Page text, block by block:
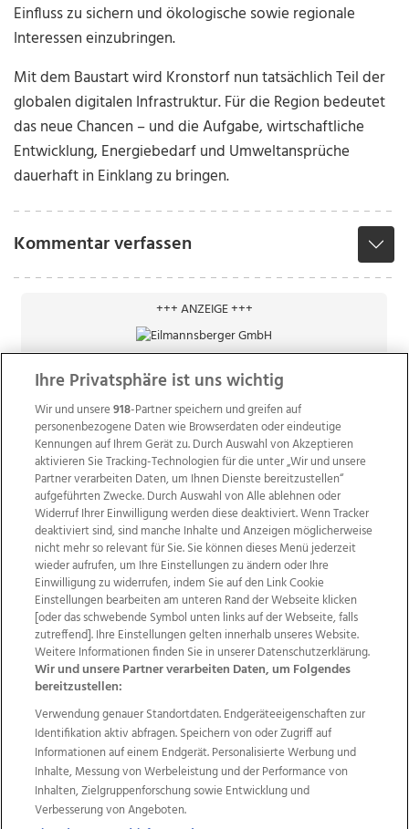
Einfluss zu sichern und ökologische sowie regionale
Interessen einzubringen.
Mit dem Baustart wird Kronstorf nun tatsächlich Teil der
globalen digitalen Infrastruktur. Für die Region bedeutet
das neue Chancen – und die Aufgabe, wirtschaftliche
Entwicklung, Energiebedarf und Umweltansprüche
dauerhaft in Einklang zu bringen.
Kommentar verfassen
+++ ANZEIGE +++
Wir über uns Mediadaten Kontakt
Jobs
Datenschutz
Impressum
AGB Anzeigekunden
AGB Website
Ehrenkodex Politische Werbung
Weitere Angebote des Medienhauses Wimmer
TV1 di-mog-i.at OÖNow
Ischler Woche
Life Radio
OÖNachrichten
OÖN Immobilien
OÖN Karriere
OÖN Reise
Promenaden Galerien
Regionaljobs
wasistlos.at
Ihre Privatsphäre ist uns wichtig
Wir und unsere918-Partner speichern und greifen auf
personenbezogene Daten wie Browserdaten oder eindeutige
Kennungen auf Ihrem Gerät zu. Durch Auswahl von Akzeptieren
aktivieren Sie Tracking-Technologien für die unter „Wir und unsere
Partner verarbeiten Daten, um Ihnen Dienste bereitzustellen“
aufgeführten Zwecke. Durch Auswahl von Alle ablehnen oder
Widerruf Ihrer Einwilligung werden diese deaktiviert. Wenn Tracker
deaktiviert sind, sind manche Inhalte und Anzeigen möglicherweise
nicht mehr so relevant für Sie. Sie können dieses Menü jederzeit
wieder aufrufen, um Ihre Einstellungen zu ändern oder Ihre
Einwilligung zu widerrufen, indem Sie auf den Link Cookie
Einstellungen bearbeiten am unteren Rand der Webseite klicken
[oder das schwebende Symbol unten links auf der Webseite, falls
zutreffend]. Ihre Einstellungen gelten innerhalb unseres Website.
Weitere Informationen finden Sie in unserer Datenschutzerklärung.
Wir und unsere Partner verarbeiten Daten, um Folgendes
bereitzustellen:
Verwendung genauer Standortdaten. Endgeräteeigenschaften zur
Identifikation aktiv abfragen. Speichern von oder Zugriff auf
Informationen auf einem Endgerät. Personalisierte Werbung und
Inhalte, Messung von Werbeleistung und der Performance von
Inhalten, Zielgruppenforschung sowie Entwicklung und
Verbesserung von Angeboten.